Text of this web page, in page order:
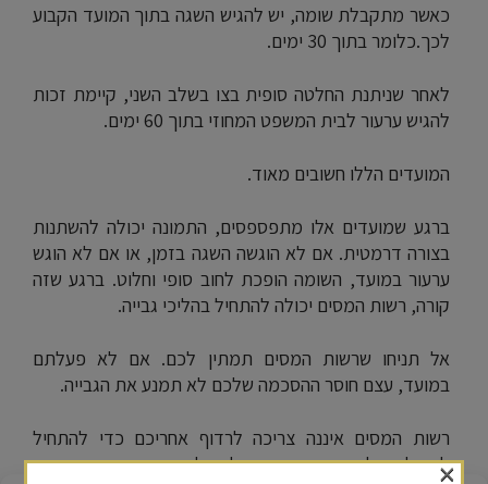
כאשר מתקבלת שומה, יש להגיש השגה בתוך המועד הקבוע
לכך.כלומר בתוך 30 ימים.
לאחר שניתנת החלטה סופית בצו בשלב השני, קיימת זכות
להגיש ערעור לבית המשפט המחוזי בתוך 60 ימים.
המועדים הללו חשובים מאוד.
ברגע שמועדים אלו מתפספסים, התמונה יכולה להשתנות
בצורה דרמטית. אם לא הוגשה השגה בזמן, או אם לא הוגש
ערעור במועד, השומה הופכת לחוב סופי וחלוט. ברגע שזה
קורה, רשות המסים יכולה להתחיל בהליכי גבייה.
אל תניחו שרשות המסים תמתין לכם. אם לא פעלתם
במועד, עצם חוסר ההסכמה שלכם לא תמנע את הגבייה.
רשות המסים איננה צריכה לרדוף אחריכם כדי להתחיל
לפעול. יש לה את הסמכות המלאה לכך.
×